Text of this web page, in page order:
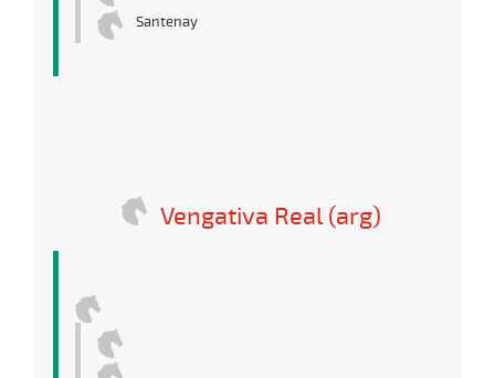
Santenay
Vengativa Real (arg)